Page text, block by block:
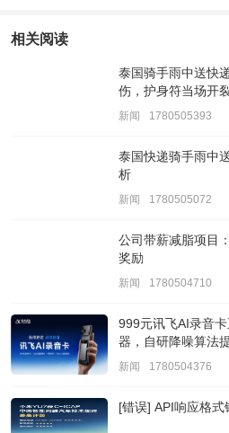
相关阅读
泰国骑手雨中送快
伤，护身符当场开
新闻 1780505393
泰国快递骑手雨中
析
新闻 1780505072
公司带薪减脂项目
奖励
新闻 1780504710
999元讯飞AI录音
器，自研降噪算法
新闻 1780504376
[错误] API响应格式